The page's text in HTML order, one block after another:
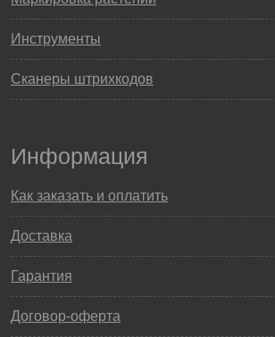
Инструменты
Сканеры штрихкодов
Информация
Как заказать и оплатить
Доставка
Гарантия
Договор-оферта